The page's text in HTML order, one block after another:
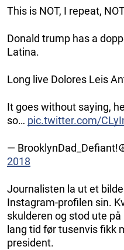
This is NOT, I repeat,
Donald trump has a
Latina.
Long live Dolores Leis
It goes without saying,
so… pic.twitter.com/
—
2018
Journalisten la ut et
Instagram-profilen sin.
skulderen og stod ute
lang tid før tusenvis fikk
president.